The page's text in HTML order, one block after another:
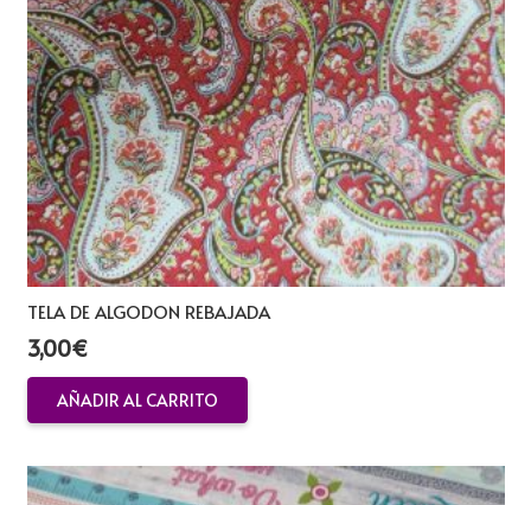
TELA DE ALGODON REBAJADA
3,00€
AÑADIR AL CARRITO